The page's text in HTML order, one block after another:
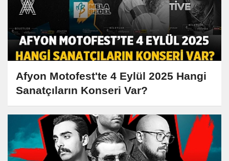
Afyon Motofest'te 4 Eylül 2025 Hangi
Sanatçıların Konseri Var?